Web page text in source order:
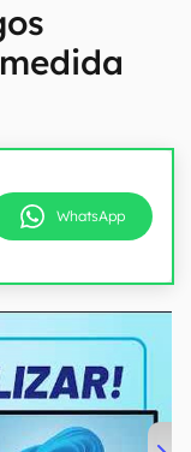
WhatsApp